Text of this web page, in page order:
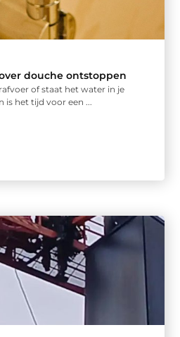
douche ontstoppen
of staat het water in je
is het tijd voor een ...